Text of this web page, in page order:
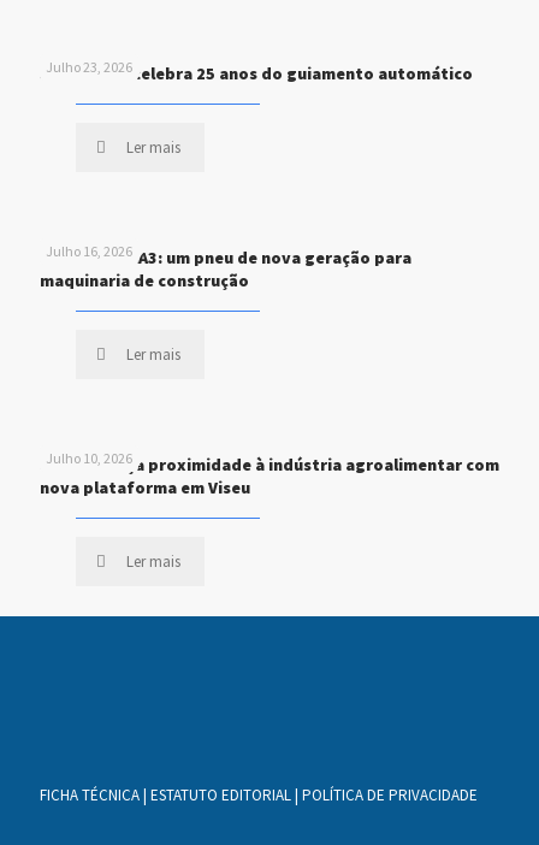
Julho 23, 2026
John Deere celebra 25 anos do guiamento automático
Ler mais
Julho 16, 2026
MICHELIN XHA3: um pneu de nova geração para
maquinaria de construção
Ler mais
Julho 10, 2026
STEF reforça proximidade à indústria agroalimentar com
nova plataforma em Viseu
Ler mais
FICHA TÉCNICA| ESTATUTO EDITORIAL| POLÍTICA DE PRIVACIDADE